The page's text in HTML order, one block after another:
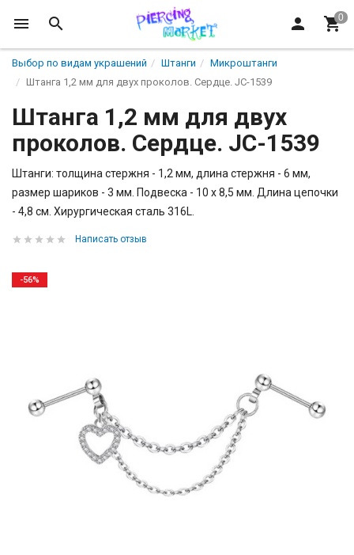
Выбор по видам украшений Штанги
Микроштанги
Штанга 1,2 мм для двух проколов. Сердце. JC-1539
Штанга 1,2 мм для двух
проколов. Сердце. JC-1539
Штанги: толщина стержня - 1,2 мм, длина стержня - 6 мм,
размер шариков - 3 мм. Подвеска - 10 х 8,5 мм. Длина цепочки
- 4,8 см. Хирургическая сталь 316L.
Написать отзыв
-56%